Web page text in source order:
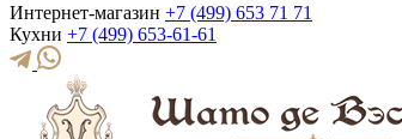
Интернет-магазин +7 (499) 653 71 71
Кухни +7 (499) 653-61-61